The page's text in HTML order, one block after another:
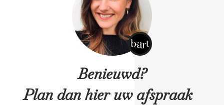
Benieuwd?
Plan dan hier uw afspraak